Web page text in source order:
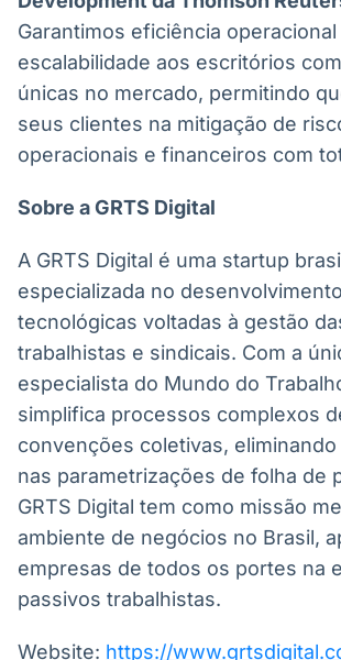
Tokenização
de ativos
Em breve
Em breve
Garantimos eficiência operacional
escalabilidade aos escritórios
únicas no mercado, permitindo
seus clientes na mitigação de
operacionais e financeiros com
Sobre a GRTS Digital
A GRTS Digital é uma startup
especializada no
tecnológicas voltadas à gestão
trabalhistas e sindicais. Com a
especialista do Mundo do
simplifica processos complexos
convenções coletivas,
nas parametrizações de folha de
GRTS Digital tem como missão
ambiente de negócios no Brasil,
empresas de todos os portes na
passivos trabalhistas.
Website: https://